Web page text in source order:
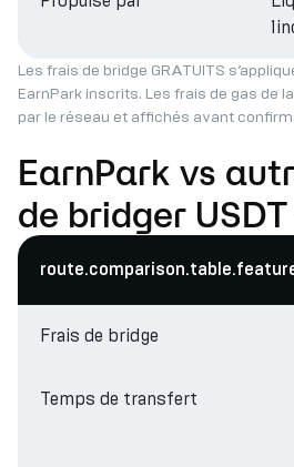
Les frais de bridge GRATUITS
EarnPark inscrits. Les frais de gas de
par le réseau et affichés avant
EarnPark vs
de bridger
Frais de bridge
Temps de transfert